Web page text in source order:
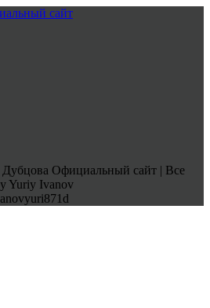
Официальный сайт | Все
Yuriy Ivanov